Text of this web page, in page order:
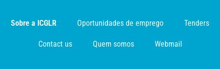
Sobre a ICGLR Oportunidades de emprego Tenders
Contact us Quem somos Webmail